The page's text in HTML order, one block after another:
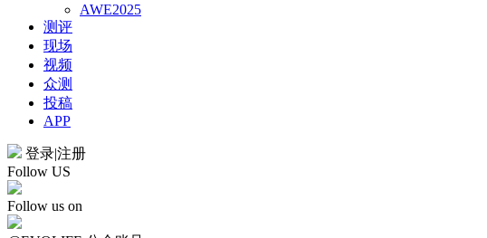
AWE2025
测评
现场
视频
众测
投稿
APP
登录|注册
Follow US
Follow us on